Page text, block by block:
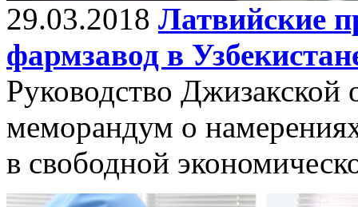
29.03.2018 Латвийские
фармзавод в
Руководство Джизакской
меморандум о
в свободной